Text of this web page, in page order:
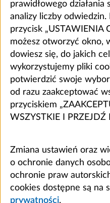
prawidłowego działania
analizy liczby
przycisk „USTAWIENIA
możesz otworzyć okno,
dowiesz się, do jakich
wykorzystujemy pliki
potwierdzić swoje
od razu zaakceptować
przyciskiem
WSZYSTKIE I PRZEJDŹ
Zmiana ustawień oraz
o ochronie danych
ochronie praw
cookies dostępne są na
prywatności.